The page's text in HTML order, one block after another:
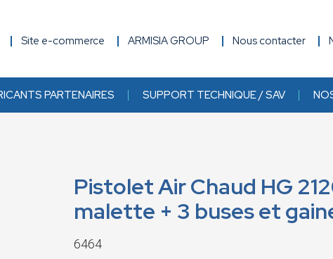
Site e-commerce ARMISIA GROUP Nous contacter
PARTENAIRES SUPPORT TECHNIQUE / SAV
Pistolet Air Chaud HG
malette + 3 buses et
6464